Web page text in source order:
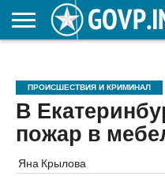
ОБРАЗОВАНИЕ
ПРОИСШЕСТВИЯ И КРИМИНАЛ
В
пожар в
Яна Крылова